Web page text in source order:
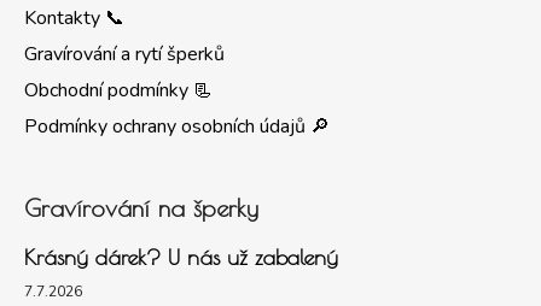
Kontakty 📞
Gravírování a rytí šperků
Obchodní podmínky 📃
Podmínky ochrany osobních údajů 🔎
Gravírování na šperky
Krásný dárek? U nás už zabalený
7.7.2026